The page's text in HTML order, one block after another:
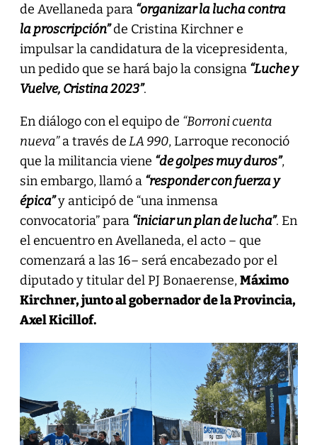
de Avellaneda para “organizar la lucha contra
la proscripción”de Cristina Kirchner e
impulsar la candidatura de la vicepresidenta,
un pedido que se hará bajo la consigna “Luche y
Vuelve, Cristina 2023”.
En diálogo con el equipo de “Borroni cuenta
nueva”a través deLA 990, Larroque reconoció
que la militancia viene “de golpes muy duros”,
sin embargo, llamó a “responder con fuerza y
épica”y anticipó de “una inmensa
convocatoria” para “iniciar un plan de lucha”. En
el encuentro en Avellaneda, el acto – que
comenzará a las 16– será encabezado por el
diputado y titular del PJ Bonaerense,Máximo
Kirchner, junto al gobernador de la Provincia,
Axel Kicillof.